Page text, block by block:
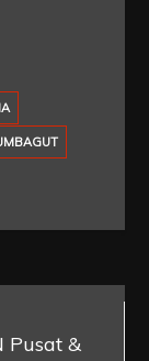
Pusat &